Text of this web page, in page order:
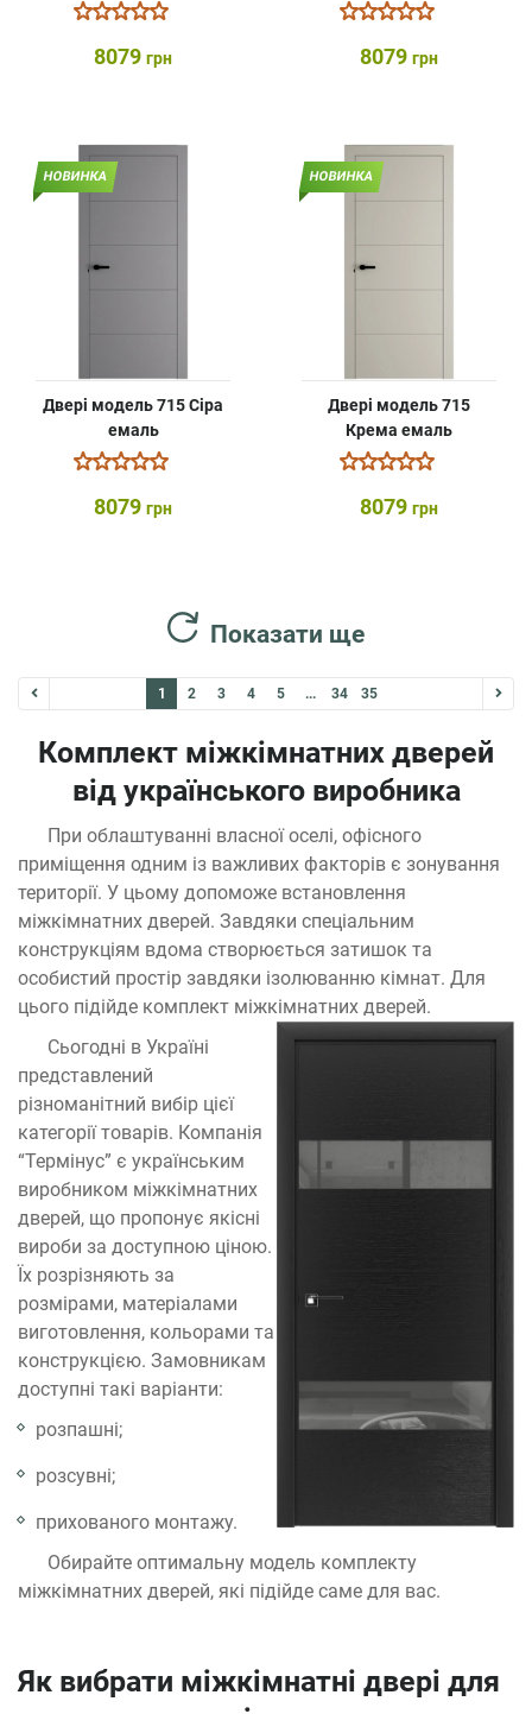
8079 грн 8079 грн
НОВИНКА
Двері модель 715 Сіра
емаль
8079 грн
НОВИНКА
Двері модель 715
Крема емаль
8079 грн
Показати ще
1 2 3 4 5 ... 34 35
Комплект міжкімнатних дверей
від українського виробника
При облаштуванні власної оселі, офісного
приміщення одним із важливих факторів є зонування
території. У цьому допоможе встановлення
міжкімнатних дверей. Завдяки спеціальним
конструкціям вдома створюється затишок та
особистий простір завдяки ізолюванню кімнат. Для
цього підійде комплект міжкімнатних дверей.
Сьогодні в Україні
представлений
різноманітний вибір цієї
категорії товарів. Компанія
“Термінус” є українським
виробником міжкімнатних
дверей, що пропонує якісні
вироби за доступною ціною.
Їх розрізняють за
розмірами, матеріалами
виготовлення, кольорами та
конструкцією. Замовникам
доступні такі варіанти:
розпашні;
розсувні;
прихованого монтажу.
Обирайте оптимальну модель комплекту
міжкімнатних дверей, які підійде саме для вас.
Як вибрати міжкімнатні двері для